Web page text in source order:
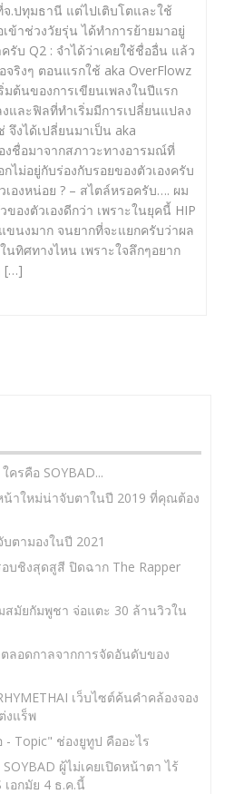
.ปทุมธานี แต่ไปเติบโตและใช้
ข้าช่วงวัยรุ่น ได้ทำการย้ายมาอยู่
บ Q2 : จำได้ว่าเคยใช้ชื่ออื่น แล้ว
จริงๆ ตอนแรกใช้ aka OverFlowz
ต้นของการเขียนเพลงในปีแรก
และฟิลที่ทำเริ่มมีการเปลี่ยนแปลง
จึงได้เปลี่ยนมาเป็น aka
งชื่อมาจากสภาวะทางอารมณ์ที่
ไม่อยู่กับร่องกับรอยของตัวเองครับ
องหน่อย ? – สไตล์หรอครับ…. ผม
องตัวเองดีกว่า เพราะในยุคนี้ HIP
ขนงมาก จนยากที่จะแยกครับว่าผล
ทิศทางไหน เพราะใจลึกๆอยาก
[…]
ครคือ SOYBAD...
น้าใหม่น่าจับตาในปี 2019 ที่คุณต้อง
ตามองในปี 2021
บชิงสุดสูสี ปิดฉาก The Rapper
สมัยกัมพูชา จ่อแตะ 30 ล้านวิวใน
ลอดกาลจากการจัดอันดับของ
เว็บไซต์ค้นคำคล้องจอง
งแร็พ
- Topic" ช่องยูทูป คืออะไร
ผู้ไม่เคยเปิดหน้าตา ไร้
อกมัย 4 ธ.ค.นี้